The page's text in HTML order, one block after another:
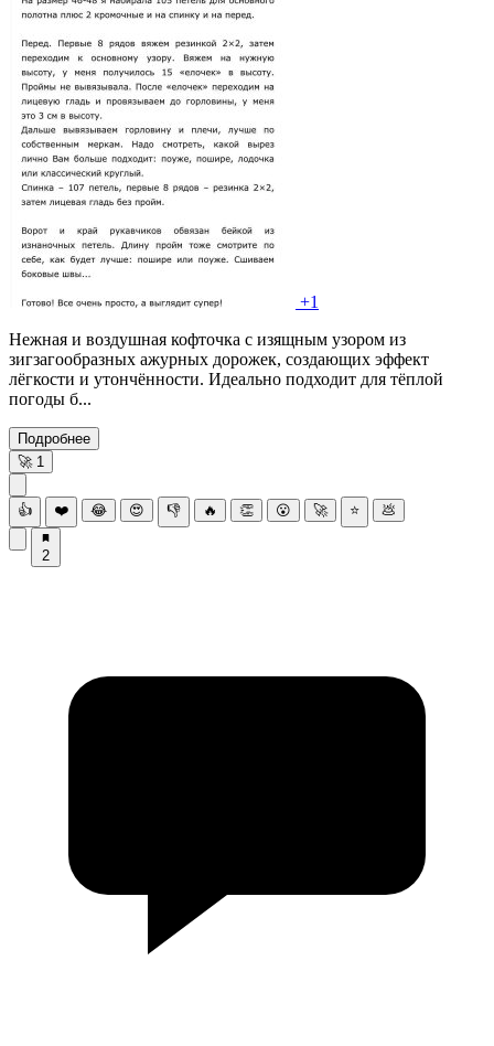
+1
Нежная и воздушная кофточка с изящным узором из
зигзагообразных ажурных дорожек, создающих эффект
лёгкости и утончённости. Идеально подходит для тёплой
погоды б...
Подробнее
🚀 1
👍 ❤️ 😂 😍 👎 🔥 👏 😮 🚀 ⭐ 💩
2